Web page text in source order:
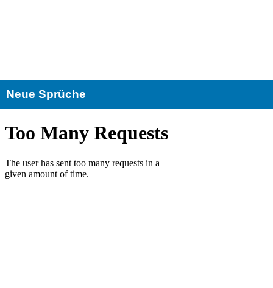
Neue Sprüche